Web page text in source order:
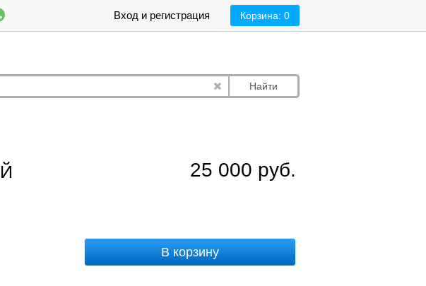
Корзина: 0
Вход и регистрация
Найти
25 000 руб.
В корзину